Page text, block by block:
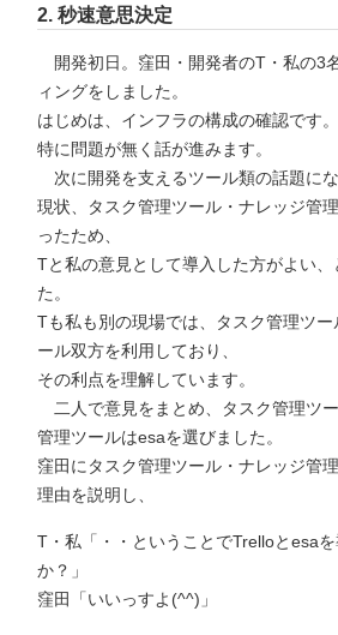
2.秒速意思決定
開発初日。窪田・開発者のT・私の3
ィングをしました。
はじめは、インフラの構成の確認です。
特に問題が無く話が進みます。
次に開発を支えるツール類の話題にな
現状、タスク管理ツール・ナレッジ管
ったため、
Tと私の意見として導入した方がよい、
た。
Tも私も別の現場では、タスク管理ツ
ール双方を利用しており、
その利点を理解しています。
二人で意見をまとめ、タスク管理ツ
管理ツールはesaを選びました。
窪田にタスク管理ツール・ナレッジ管
理由を説明し、
T・私「・・ということでTrelloとesa
か？」
窪田「いいっすよ(^^)」